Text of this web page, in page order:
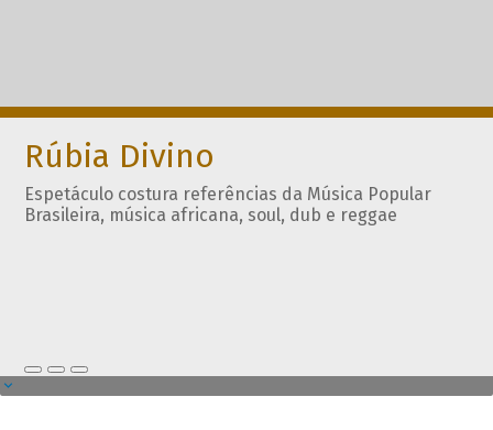
Rúbia Divino
Espetáculo costura referências da Música Popular
Brasileira, música africana, soul, dub e reggae